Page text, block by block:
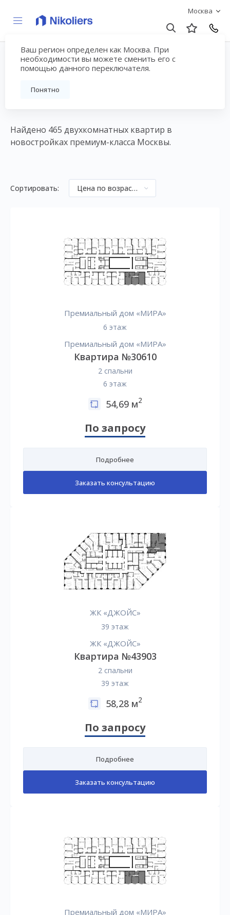
Москва
Ваш регион определен как Москва. При
необходимости вы можете сменить его с
помощью данного переключателя.
Понятно
Двухкомнатные
квартиры премиум-
Найдено 465 двухкомнатных квартир в
новостройках премиум-класса Москвы.
Сортировать: Цена по возрастанию
Премиальный дом «МИРА»
6 этаж
Премиальный дом «МИРА»
Квартира №30610
2 спальни
6 этаж
54,69 м2
По запросу
Подробнее
Заказать консультацию
ЖК «ДЖОЙС»
39 этаж
ЖК «ДЖОЙС»
Квартира №43903
2 спальни
39 этаж
58,28 м2
По запросу
Подробнее
Заказать консультацию
Премиальный дом «МИРА»